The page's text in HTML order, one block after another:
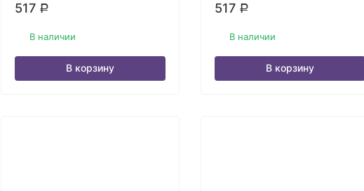
517 Р
В наличии
В корзину
517 Р
В наличии
В корзину